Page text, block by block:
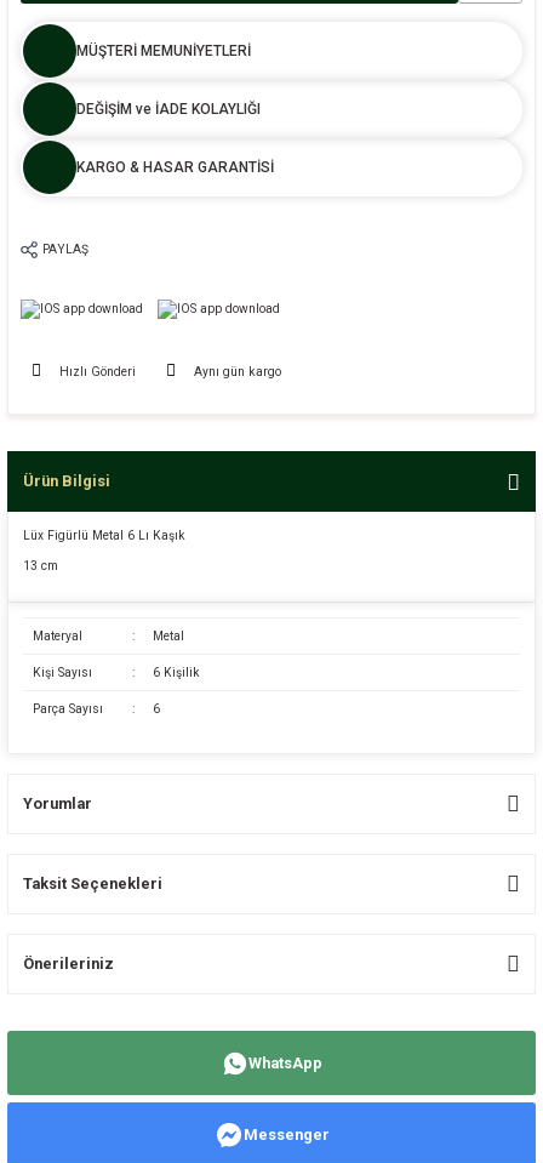
MÜŞTERİ MEMUNİYETLERİ
DEĞİŞİM ve İADE KOLAYLIĞI
KARGO & HASAR GARANTİSİ
PAYLAŞ
Hızlı Gönderi Aynı gün kargo
Ürün Bilgisi
Lüx Figürlü Metal 6 Lı Kaşık
13 cm
Materyal : Metal
Kişi Sayısı : 6 Kişilik
Parça Sayısı : 6
Yorumlar
Taksit Seçenekleri
Önerileriniz
Ürün resmi kalitesiz, bozuk veya görüntülenemiyor.
WhatsApp
Messenger